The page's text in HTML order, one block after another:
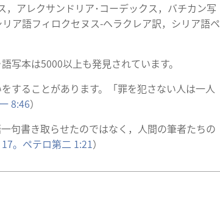
，アレクサンドリア･コーデックス，バチカン写
ア語フィロクセヌス-ヘラクレア訳，シリア語ペ
語写本は5000以 上も発見されています。
をすることがあります。「罪を犯さない人は一人
8:46）
一句書き取らせたのではなく， 人間の筆者たちの
。 ペテロ第二 1:21）